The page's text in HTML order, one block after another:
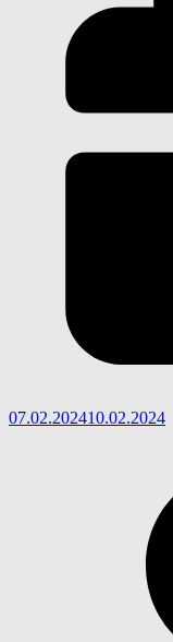
07.02.202410.02.2024